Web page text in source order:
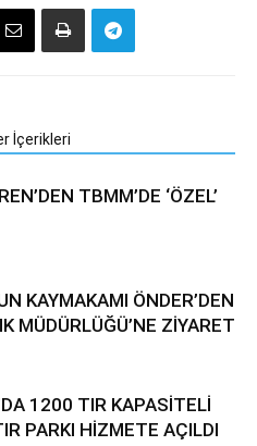
İçerikleri
TBMM’DE ‘ÖZEL’
KAYMAKAMI ÖNDER’DEN
MÜDÜRLÜĞÜ’NE ZİYARET
1200 TIR KAPASİTELİ
PARKI HİZMETE AÇILDI